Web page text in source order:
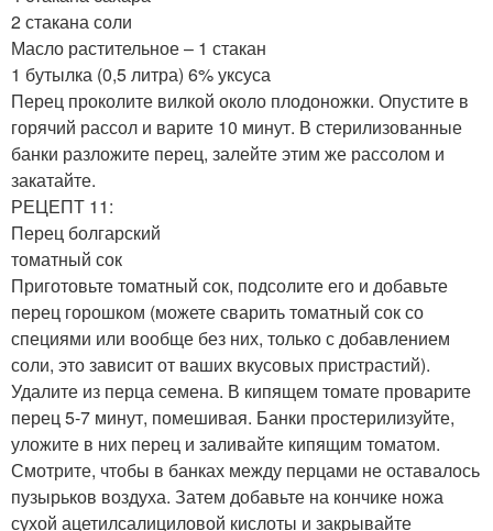
2 стакана соли
Масло растительное – 1 стакан
1 бутылка (0,5 литра) 6% уксуса
Перец проколите вилкой около плодоножки. Опустите в
горячий рассол и варите 10 минут. В стерилизованные
банки разложите перец, залейте этим же рассолом и
закатайте.
РЕЦЕПТ 11:
Перец болгарский
томатный сок
Приготовьте томатный сок, подсолите его и добавьте
перец горошком (можете сварить томатный сок со
специями или вообще без них, только с добавлением
соли, это зависит от ваших вкусовых пристрастий).
Удалите из перца семена. В кипящем томате проварите
перец 5-7 минут, помешивая. Банки простерилизуйте,
уложите в них перец и заливайте кипящим томатом.
Смотрите, чтобы в банках между перцами не оставалось
пузырьков воздуха. Затем добавьте на кончике ножа
сухой ацетилсалициловой кислоты и закрывайте